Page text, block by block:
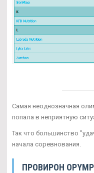
Самая неоднозначная
попала в неприятную
Так что большинство
начала соревнования.
ПРОВИРОН